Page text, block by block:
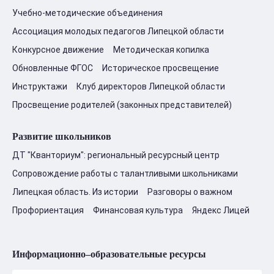
Учебно-методические объединения
Ассоциация молодых педагогов Липецкой области
Конкурсное движение
Методическая копилка
Обновленные ФГОС
Историческое просвещение
Инструктажи
Клуб директоров Липецкой области
Просвещение родителей (законных представителей)
Развитие школьников
ДТ "Кванториум": региональный ресурсный центр
Сопровождение работы с талантливыми школьниками
Липецкая область. Из истории
Разговоры о важном
Профориентация
Финансовая культура Яндекс Лицей
Информационно–образовательные ресурсы